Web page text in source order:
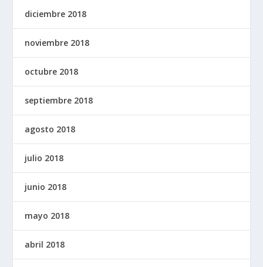
diciembre 2018
noviembre 2018
octubre 2018
septiembre 2018
agosto 2018
julio 2018
junio 2018
mayo 2018
abril 2018